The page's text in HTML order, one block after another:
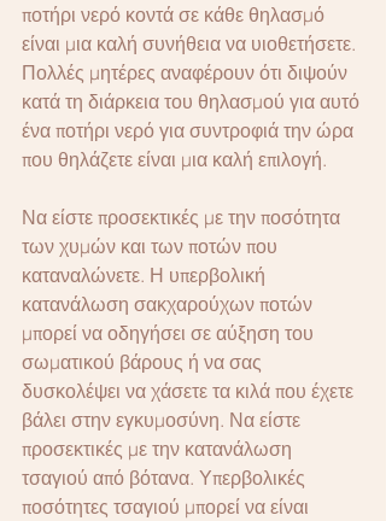
ποτήρι νερό κοντά σε κάθε θηλασμό
είναι μια καλή συνήθεια να υιοθετήσετε.
Πολλές μητέρες αναφέρουν ότι διψούν
κατά τη διάρκεια του θηλασμού για αυτό
ένα ποτήρι νερό για συντροφιά την ώρα
που θηλάζετε είναι μια καλή επιλογή.
Να είστε προσεκτικές με την ποσότητα
των χυμών και των ποτών που
καταναλώνετε. Η υπερβολική
κατανάλωση σακχαρούχων ποτών
μπορεί να οδηγήσει σε αύξηση του
σωματικού βάρους ή να σας
δυσκολέψει να χάσετε τα κιλά που έχετε
βάλει στην εγκυμοσύνη. Να είστε
προσεκτικές με την κατανάλωση
τσαγιού από βότανα. Υπερβολικές
ποσότητες τσαγιού μπορεί να είναι